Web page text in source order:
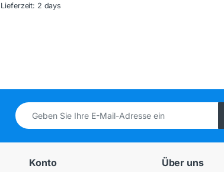
Lieferzeit: 2 days
Konto Über uns